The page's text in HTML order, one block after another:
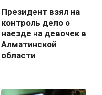
Президент взял на
контроль дело о
наезде на девочек в
Алматинской
области